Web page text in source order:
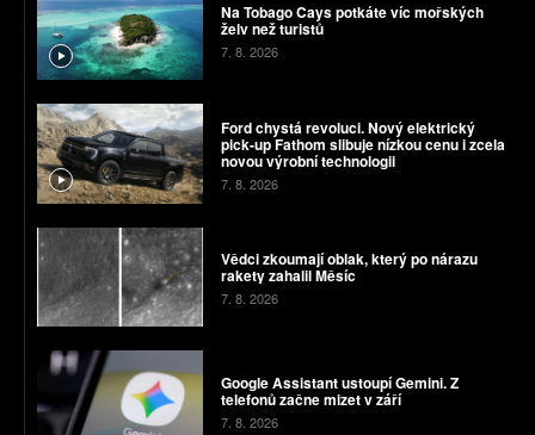
Na Tobago Cays potkáte víc mořských
želv než turistů
7. 8. 2026
Ford chystá revoluci. Nový elektrický
pick-up Fathom slibuje nízkou cenu i zcela
novou výrobní technologii
7. 8. 2026
Vědci zkoumají oblak, který po nárazu
rakety zahalil Měsíc
7. 8. 2026
Google Assistant ustoupí Gemini. Z
telefonů začne mizet v září
7. 8. 2026